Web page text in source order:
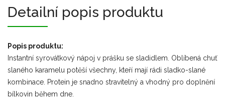
Detailní popis produktu
Popis produktu:
Instantní syrovátkový nápoj v prášku se sladidlem. Oblíbená chuť
slaného karamelu potěší všechny, kteří mají rádi sladko-slané
kombinace. Protein je snadno stravitelný a vhodný pro doplnění
bílkovin během dne.